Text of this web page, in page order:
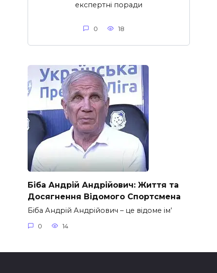
експертні поради
0 18
Біба Андрій Андрійович: Життя та
Досягнення Відомого Спортсмена
Біба Андрій Андрійович – це відоме ім’
0 14